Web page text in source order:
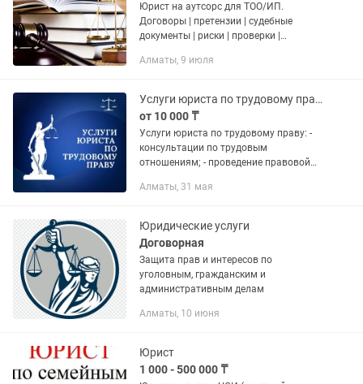
Юрист на аутсорс для ТОО/ИП.
Договоры | претензии | судебные
документы | риски | проверки |
военная юридическая служба,
соглашения по...
Алматы, 9 июля
Услуги юриста по трудовому праву
от 10 000 ₸
Услуги юриста по трудовому праву: -
консультации по трудовым
отношениям; - проведение правовой
кадровой документации; - абонентское
трудовым...
Алматы, 31 мая
Юридические услуги
Договорная
Защита прав и интересов по
уголовным, гражданским и
административным делам
Алматы, 10 июня
Юрист
1 000 - 500 000 ₸